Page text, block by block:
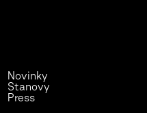
Novinky
Stanovy
Press